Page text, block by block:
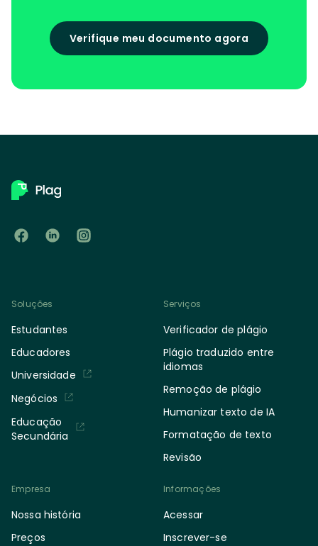
Verifique meu documento agora
Soluções
Estudantes
Educadores
Universidade
Negócios
Educação
Secundária
Serviços
Verificador de plágio
Plágio traduzido entre
idiomas
Remoção de plágio
Humanizar texto de IA
Formatação de texto
Revisão
Empresa
Nossa história
Preços
Informações
Acessar
Inscrever-se